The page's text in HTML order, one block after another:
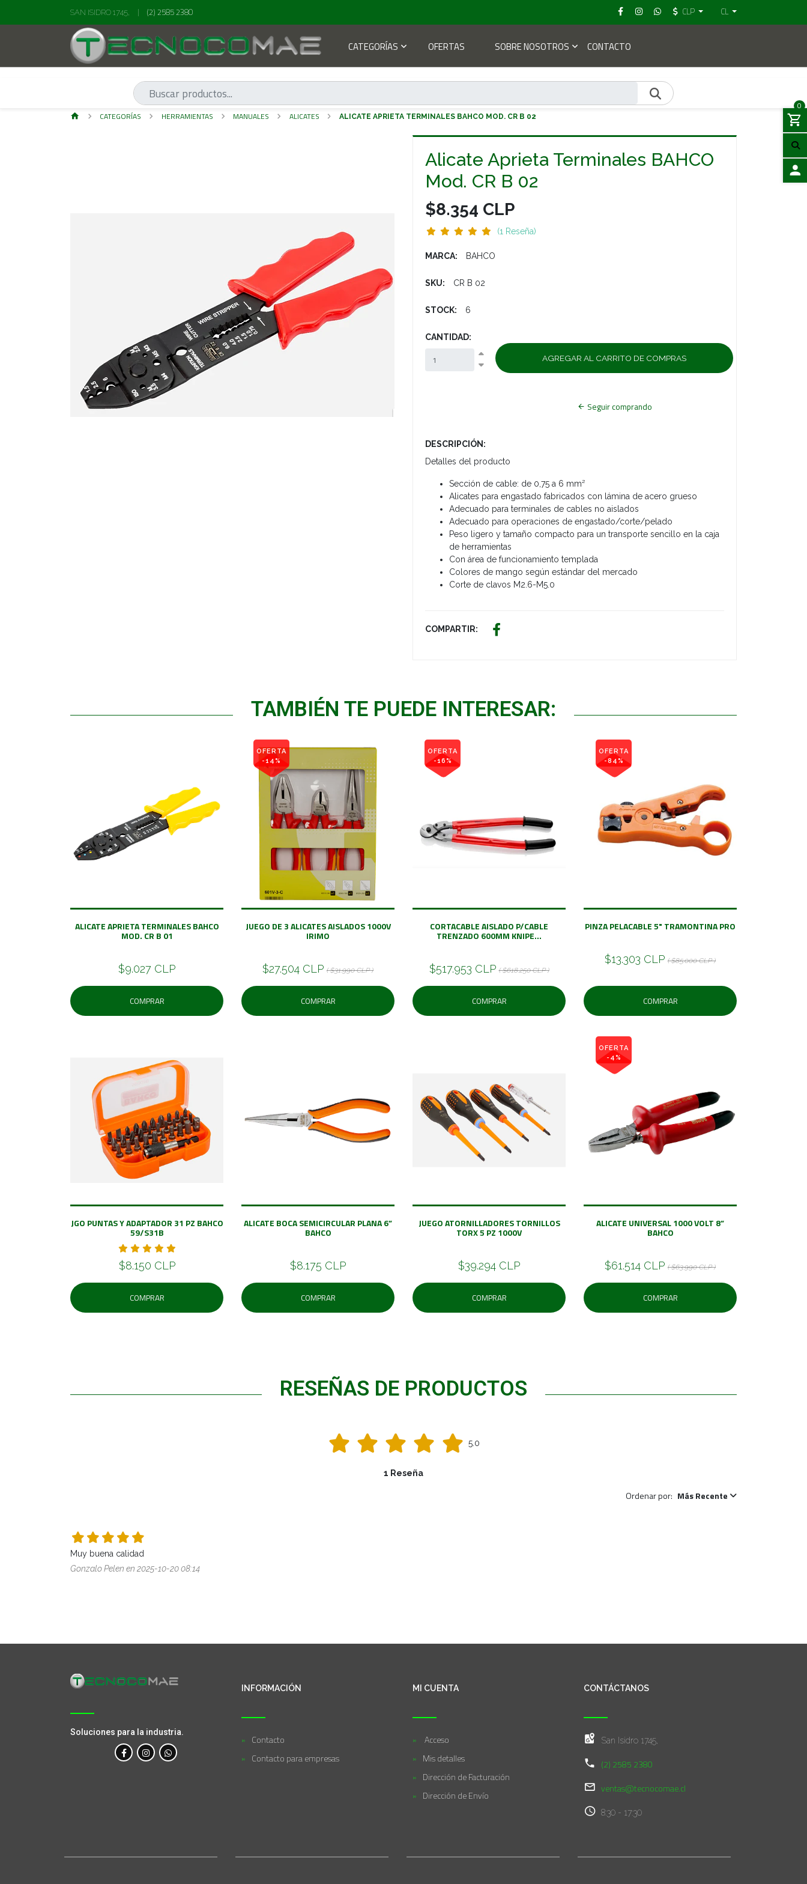
SAN ISIDRO 1745, (2) 2585 2380 CLP CL
CATEGORÍAS OFERTAS SOBRE NOSOTROS CONTACTO
0
CATEGORÍAS HERRAMIENTAS MANUALES ALICATES ALICATE APRIETA TERMINALES BAHCO MOD. CR B 02
Alicate Aprieta Terminales BAHCO
Mod. CR B 02
$8.354 CLP
(1 Reseña)
MARCA: BAHCO
SKU: CR B 02
STOCK: 6
CANTIDAD:
Seguir comprando
DESCRIPCIÓN:
Detalles del producto
Sección de cable: de 0,75 a 6 mm²
Alicates para engastado fabricados con lámina de acero grueso
Adecuado para terminales de cables no aislados
Adecuado para operaciones de engastado/corte/pelado
Peso ligero y tamaño compacto para un transporte sencillo en la caja
de herramientas
Con área de funcionamiento templada
Colores de mango según estándar del mercado
Corte de clavos M2.6-M5.0
COMPARTIR:
TAMBIÉN TE PUEDE INTERESAR:
ALICATE APRIETA TERMINALES BAHCO
MOD. CR B 01
$9.027 CLP
COMPRAR
OFERTA
-14%
JUEGO DE 3 ALICATES AISLADOS 1000V
IRIMO
$27.504 CLP ( $31.990 CLP )
COMPRAR
OFERTA
-16%
CORTACABLE AISLADO P/CABLE
TRENZADO 600MM KNIPE...
$517.953 CLP ( $618.250 CLP )
COMPRAR
OFERTA
-84%
PINZA PELACABLE 5" TRAMONTINA PRO
$13.303 CLP ( $85.000 CLP )
COMPRAR
JGO PUNTAS Y ADAPTADOR 31 PZ BAHCO
59/S31B
$8.150 CLP
COMPRAR
ALICATE BOCA SEMICIRCULAR PLANA 6”
BAHCO
$8.175 CLP
COMPRAR
JUEGO ATORNILLADORES TORNILLOS
TORX 5 PZ 1000V
$39.294 CLP
COMPRAR
OFERTA
-4%
ALICATE UNIVERSAL 1000 VOLT 8”
BAHCO
$61.514 CLP ( $63.990 CLP )
COMPRAR
RESEÑAS DE PRODUCTOS
5.0
1 Reseña
Ordenar por: Más Recente
Muy buena calidad
Gonzalo Pelen en 2025-10-20 08:14
Soluciones para la industria.
INFORMACIÓN
Contacto
Contacto para empresas
MI CUENTA
Acceso
Mis detalles
Dirección de Facturación
Dirección de Envío
CONTÁCTANOS
San Isidro 1745,
(2) 2585 2380
ventas@tecnocomae.cl
8:30 - 17:30